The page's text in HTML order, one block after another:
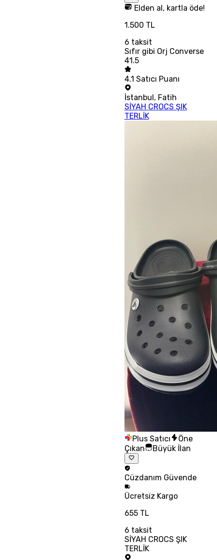
Elden al, kartla öde!
1.500 TL
6 taksit
Sıfır gibi Orj Converse
41.5
4.1 Satıcı Puanı
İstanbul, Fatih
SİYAH CROCS ŞIK
TERLİK
Plus Satıcı
Öne
Çıkan
Büyük İlan
Cüzdanım Güvende
Ücretsiz Kargo
655 TL
6 taksit
SİYAH CROCS ŞIK
TERLİK